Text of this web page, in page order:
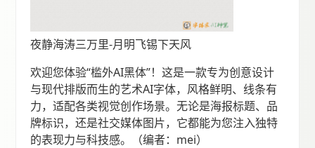
夜静海涛三万里-月明飞锡下天风
欢迎您体验“槛外AI黑体”！这是一款专为创意设计
与现代排版而生的艺术AI字体，风格鲜明、线条有
力，适配各类视觉创作场景。无论是海报标题、品
牌标识，还是社交媒体图片，它都能为您注入独特
的表现力与科技感。（编者：mei）